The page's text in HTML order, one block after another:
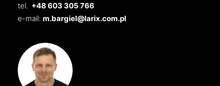
tel. +48 603 305 766
e-mail: m.bargiel@larix.com.pl